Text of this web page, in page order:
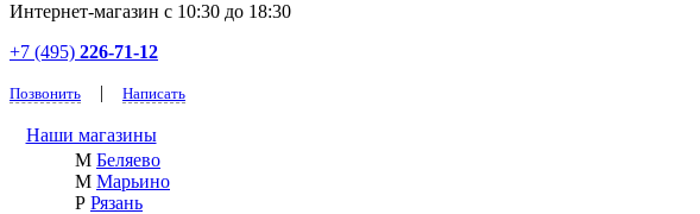
Интернет-магазин с 10:30 до 18:30
+7 (495) 226-71-12
Позвонить | Написать
Наши магазины
М Беляево
М Марьино
Р Рязань